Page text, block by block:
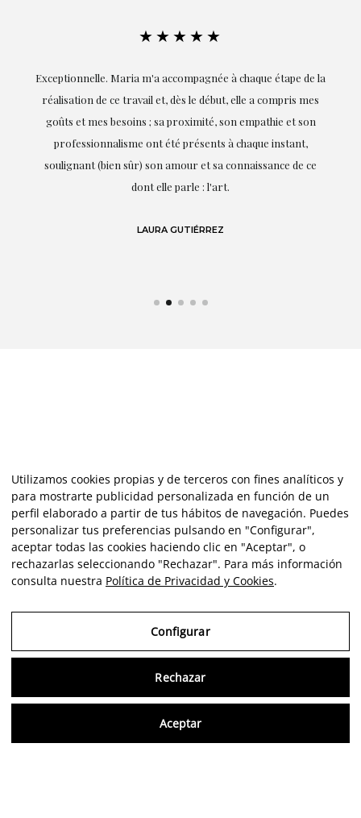
★★★★★
Exceptionnelle. Maria m'a accompagnée à chaque étape de la
réalisation de ce travail et, dès le début, elle a compris mes
goûts et mes besoins ; sa proximité, son empathie et son
professionnalisme ont été présents à chaque instant,
soulignant (bien sûr) son amour et sa connaissance de ce
dont elle parle : l'art.
LAURA GUTIÉRREZ
Utilizamos cookies propias y de terceros con fines analíticos y
para mostrarte publicidad personalizada en función de un
perfil elaborado a partir de tus hábitos de navegación. Puedes
personalizar tus preferencias pulsando en "Configurar",
aceptar todas las cookies haciendo clic en "Aceptar", o
rechazarlas seleccionando "Rechazar". Para más información
consulta nuestra Política de Privacidad y Cookies.
Configurar
Rechazar
Aceptar